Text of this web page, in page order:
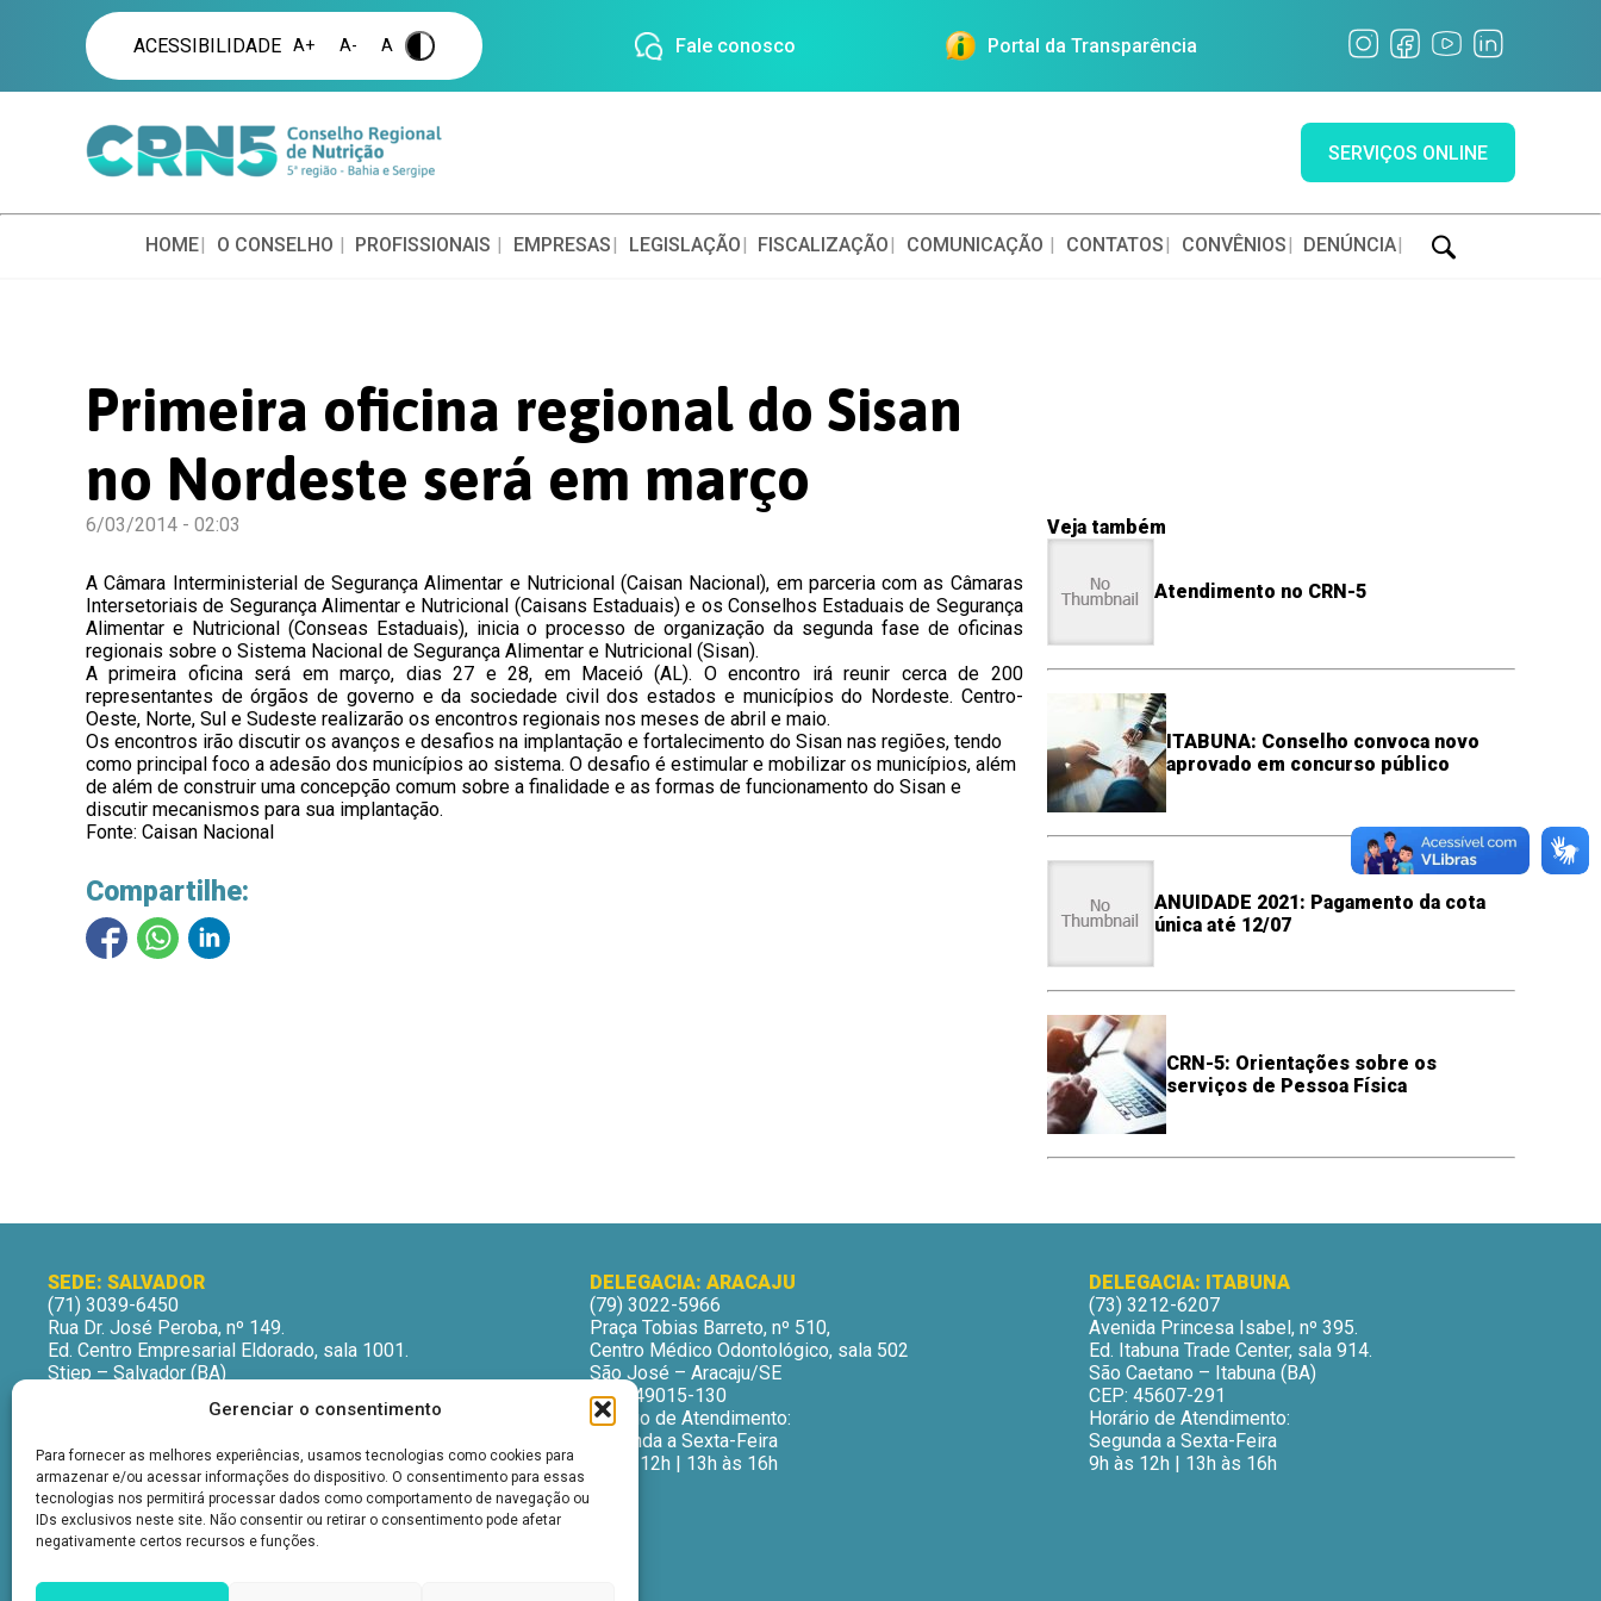
Gerenciar o consentimento
Para fornecer as melhores experiências, usamos tecnologias como cookies para
armazenar e/ou acessar informações do dispositivo. O consentimento para essas
tecnologias nos permitirá processar dados como comportamento de navegação ou
IDs exclusivos neste site. Não consentir ou retirar o consentimento pode afetar
negativamente certos recursos e funções.
ACESSIBILIDADE A+ A- A . Fale conosco Portal da Transparência
SERVIÇOS ONLINE
HOME O CONSELHO PROFISSIONAIS EMPRESAS LEGISLAÇÃO FISCALIZAÇÃO COMUNICAÇÃO CONTATOS CONVÊNIOS DENÚNCIA
Primeira oficina regional do Sisan
no Nordeste será em março
6/03/2014 - 02:03
A Câmara Interministerial de Segurança Alimentar e Nutricional (Caisan Nacional), em parceria com as Câmaras
Intersetoriais de Segurança Alimentar e Nutricional (Caisans Estaduais) e os Conselhos Estaduais de Segurança
Alimentar e Nutricional (Conseas Estaduais), inicia o processo de organização da segunda fase de oficinas
regionais sobre o Sistema Nacional de Segurança Alimentar e Nutricional (Sisan).
A primeira oficina será em março, dias 27 e 28, em Maceió (AL). O encontro irá reunir cerca de 200
representantes de órgãos de governo e da sociedade civil dos estados e municípios do Nordeste. Centro-
Oeste, Norte, Sul e Sudeste realizarão os encontros regionais nos meses de abril e maio.
Os encontros irão discutir os avanços e desafios na implantação e fortalecimento do Sisan nas regiões, tendo
como principal foco a adesão dos municípios ao sistema. O desafio é estimular e mobilizar os municípios, além
de além de construir uma concepção comum sobre a finalidade e as formas de funcionamento do Sisan e
discutir mecanismos para sua implantação.
Fonte: Caisan Nacional
Compartilhe:
Veja também
Atendimento no CRN-5
ITABUNA: Conselho convoca novo
aprovado em concurso público
ANUIDADE 2021: Pagamento da cota
única até 12/07
CRN-5: Orientações sobre os
serviços de Pessoa Física
SEDE: SALVADOR
(71) 3039-6450
Rua Dr. José Peroba, nº 149.
Ed. Centro Empresarial Eldorado, sala 1001.
Stiep – Salvador (BA)
Horário de Atendimento:
9h às 12h | 13h às 16h
DELEGACIA: ARACAJU
(79) 3022-5966
Praça Tobias Barreto, nº 510,
Centro Médico Odontológico, sala 502
São José – Aracaju/SE
CEP: 49015-130
Horário de Atendimento:
Segunda a Sexta-Feira
9h às 12h | 13h às 16h
DELEGACIA: ITABUNA
(73) 3212-6207
Avenida Princesa Isabel, nº 395.
Ed. Itabuna Trade Center, sala 914.
São Caetano – Itabuna (BA)
CEP: 45607-291
Horário de Atendimento:
Segunda a Sexta-Feira
9h às 12h | 13h às 16h